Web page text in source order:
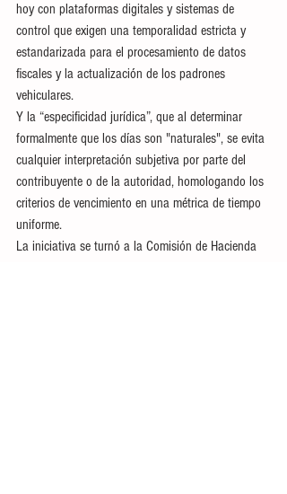
hoy con plataformas digitales y sistemas de
control que exigen una temporalidad estricta y
estandarizada para el procesamiento de datos
fiscales y la actualización de los padrones
vehiculares.
Y la “especificidad jurídica”, que al determinar
formalmente que los días son "naturales", se evita
cualquier interpretación subjetiva por parte del
contribuyente o de la autoridad, homologando los
criterios de vencimiento en una métrica de tiempo
uniforme.
La iniciativa se turnó a la Comisión de Hacienda